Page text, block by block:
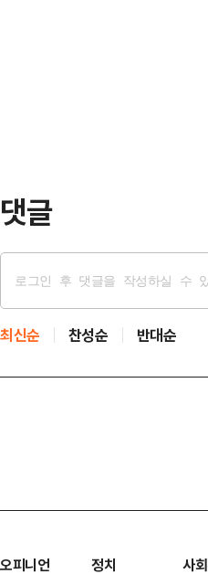
댓글
최신순 찬성순 반대순
오피니언 정치 사회